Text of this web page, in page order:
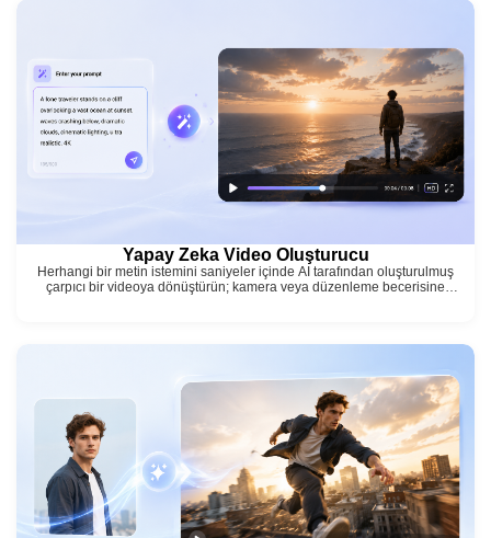
Yapay Zeka Video Oluşturucu
Herhangi bir metin istemini saniyeler içinde AI tarafından oluşturulmuş
çarpıcı bir videoya dönüştürün; kamera veya düzenleme becerisine